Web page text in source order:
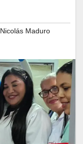
Maduro